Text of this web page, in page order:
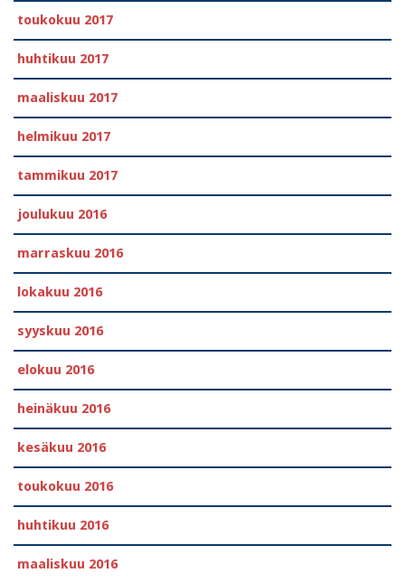
toukokuu 2017
huhtikuu 2017
maaliskuu 2017
helmikuu 2017
tammikuu 2017
joulukuu 2016
marraskuu 2016
lokakuu 2016
syyskuu 2016
elokuu 2016
heinäkuu 2016
kesäkuu 2016
toukokuu 2016
huhtikuu 2016
maaliskuu 2016